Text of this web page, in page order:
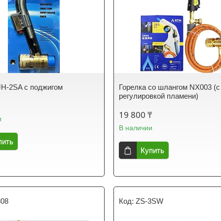
2SA с поджигом
Горелка со шлангом NX003 (с
регулировкой пламени)
19 800 ₸
В наличии
Купить
ZS-3SW